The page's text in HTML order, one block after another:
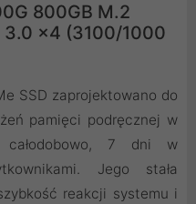
800GB M.2
3.0 x4 (3100/1000
SSD zaprojektowano do
pamięci podręcznej w
całodobowo, 7 dni w
Jego stała
reakcji systemu i